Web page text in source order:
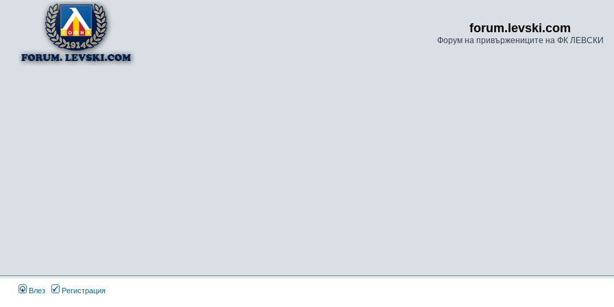
forum.levski.com
Форум на привържениците на ФК ЛЕВСКИ
Влез Регистрация